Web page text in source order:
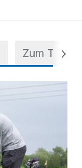
Zum Thema